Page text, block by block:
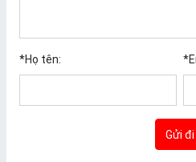
*Họ tên: *
Gửi đi